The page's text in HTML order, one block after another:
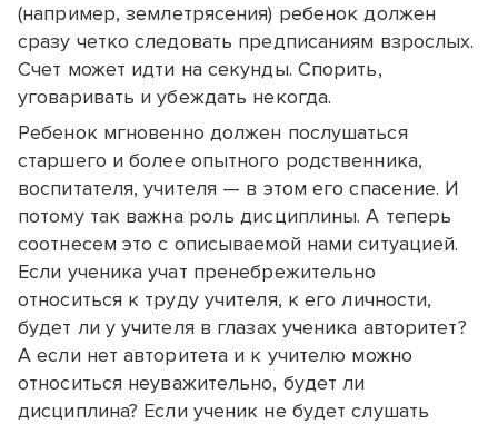
(например, землетрясения) ребенок должен
сразу четко следовать предписаниям взрослых.
Счет может идти на секунды. Спорить,
уговаривать и убеждать некогда.
Ребенок мгновенно должен послушаться
старшего и более опытного родственника,
воспитателя, учителя — в этом его спасение. И
потому так важна роль дисциплины. А теперь
соотнесем это с описываемой нами ситуацией.
Если ученика учат пренебрежительно
относиться к труду учителя, к его личности,
будет ли у учителя в глазах ученика авторитет?
А если нет авторитета и к учителю можно
относиться неуважительно, будет ли
дисциплина? Если ученик не будет слушать